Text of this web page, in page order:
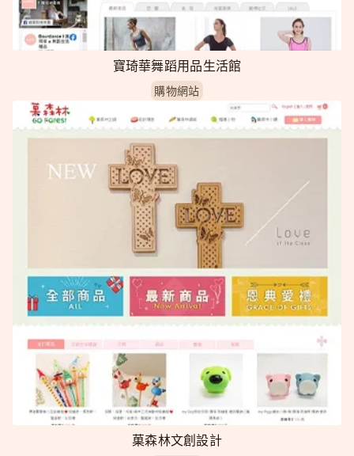
寶琦華舞蹈用品生活館
購物網站
菓森林文創設計